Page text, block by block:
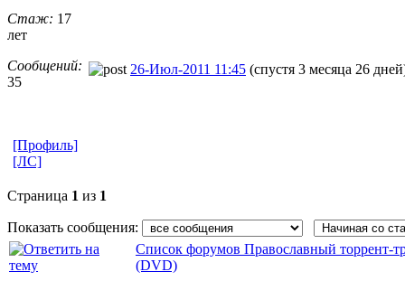
Стаж: 17
лет
Сообщений:
35
26-Июл-2011 11:45 (спустя 3 месяца 26
[Профиль]
[ЛС]
Страница 1 из 1
Показать сообщения:
Список форумов Православный торрент-
(DVD)